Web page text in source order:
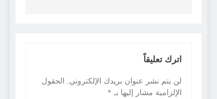
اترك تعليقاً
لن يتم نشر عنوان بريدك الإلكتروني. الحقول
الإلزامية مشار إليها بـ *